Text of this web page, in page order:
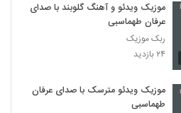
موزیک ویدئو و آهنگ گلوبند با صدای
عرفان طهماسبی
ربک موزیک
۲۴ بازدید
موزیک ویدئو مترسک با صدای عرفان
طهماسبی